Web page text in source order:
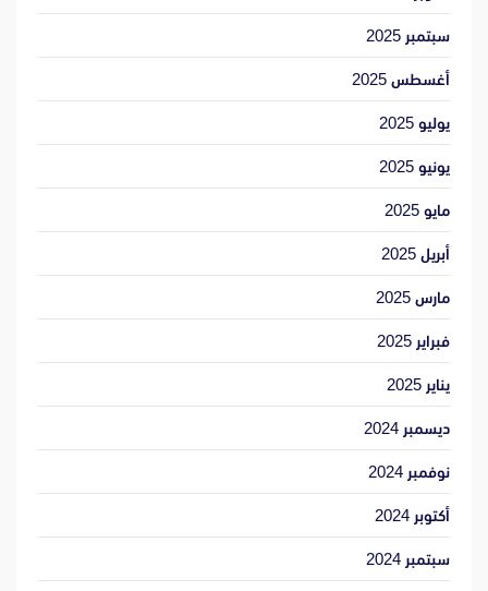
سبتمبر 2025
أغسطس 2025
يوليو 2025
يونيو 2025
مايو 2025
أبريل 2025
مارس 2025
فبراير 2025
يناير 2025
ديسمبر 2024
نوفمبر 2024
أكتوبر 2024
سبتمبر 2024